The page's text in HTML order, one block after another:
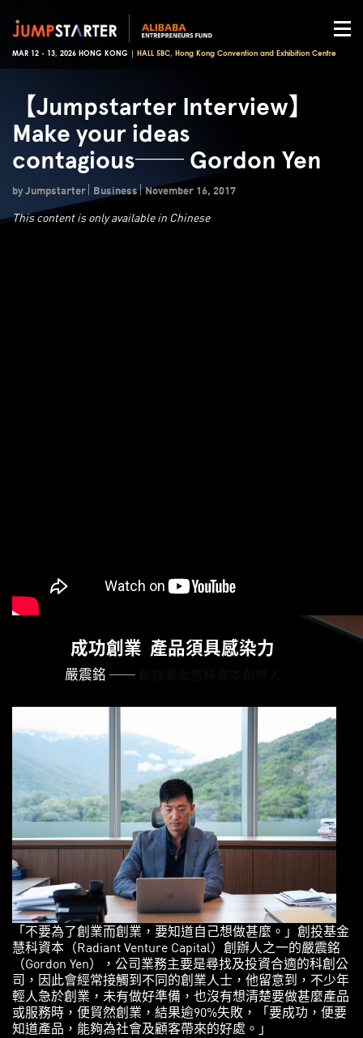
MAR 12 - 13, 2026 HONG KONG | HALL 5BC, Hong Kong Convention and Exhibition Centre
【Jumpstarter Interview】
Make your ideas
contagious── Gordon Yen
by Jumpstarter Business November 16, 2017
This content is only available in Chinese
成功創業 產品須具感染力
嚴震銘​ ──
「不要為了創業而創業，要知道自己想做甚麼。」創投基金
慧科資本（Radiant Venture Capital）創辦人之一的嚴震銘
（Gordon Yen），公司業務主要是尋找及投資合適的科創公
司，因此會經常接觸到不同的創業人士，他留意到，不少年
輕人急於創業，未有做好準備，也沒有想清楚要做甚麼產品
或服務時，便貿然創業，結果逾90%失敗，「要成功，便要
知道產品，能夠為社會及顧客帶來的好處。」